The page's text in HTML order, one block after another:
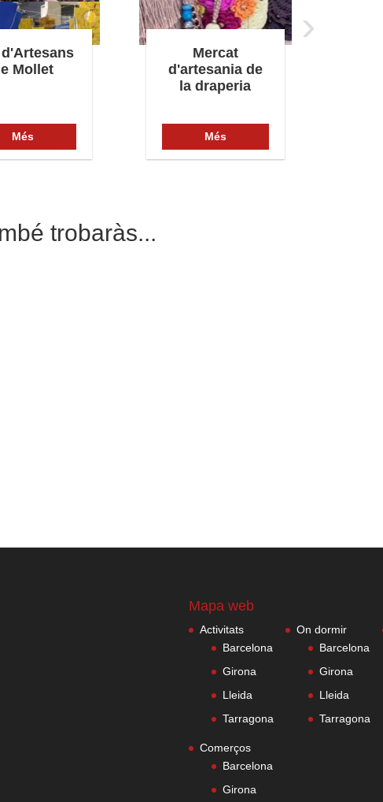
Mollet
Més
Mercat
d'artesania de
la draperia
Més
›
trobaràs...
Mapa web
Activitats
Barcelona
Girona
Lleida
Tarragona
On dormir
Barcelona
Girona
Lleida
Tarragona
Comerços
Barcelona
Girona